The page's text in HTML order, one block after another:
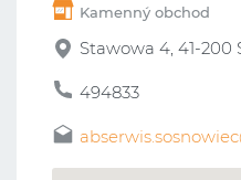
Kamenný obchod
Stawowa 4, 41-200
494833